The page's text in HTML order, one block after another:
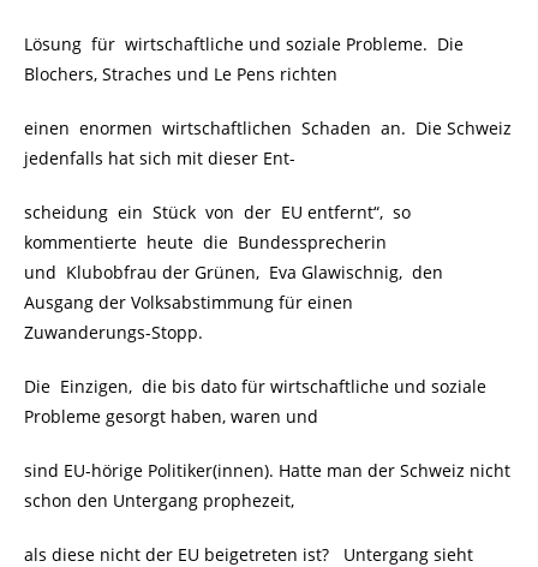
Lösung für wirtschaftliche und soziale Probleme. Die
Blochers, Straches und Le Pens richten
einen enormen wirtschaftlichen Schaden an. Die Schweiz
jedenfalls hat sich mit dieser Ent-
scheidung ein Stück von der EU entfernt“, so
kommentierte heute die Bundessprecherin
und Klubobfrau der Grünen, Eva Glawischnig, den
Ausgang der Volksabstimmung für einen
Zuwanderungs-Stopp.
Die Einzigen, die bis dato für wirtschaftliche und soziale
Probleme gesorgt haben, waren und
sind EU-hörige Politiker(innen). Hatte man der Schweiz nicht
schon den Untergang prophezeit,
als diese nicht der EU beigetreten ist? Untergang sieht